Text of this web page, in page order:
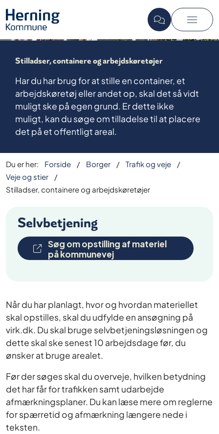
Stilladser, containere og arbejdskøretøjer
Har du har brug for at stille en container, et
arbejdskøretøj eller andet op, skal det så vidt
muligt ske på egen grund. Er dette ikke
muligt, kan du søge om tilladelse til at placere
det på et offentligt areal.
Du er her: Forside Borger
Trafik og veje
Veje og stier
Stilladser, containere og arbejdskøretøjer
Selvbetjening
Søg om opstilling af materiel
på kommunevej
Når du har planlagt, hvor og hvordan materiellet
skal opstilles, skal du udfylde en ansøgning på
virk.dk. Du skal bruge selvbetjeningsløsningen og
dette skal ske senest 10 arbejdsdage før, du
ønsker at bruge arealet.
Før der søges skal du overveje, hvilken betydning
det har får for trafikken samt udarbejde
afmærkningsplaner. Du kan læse mere om reglerne
for spærretid og afmærkning længere nede i
teksten.